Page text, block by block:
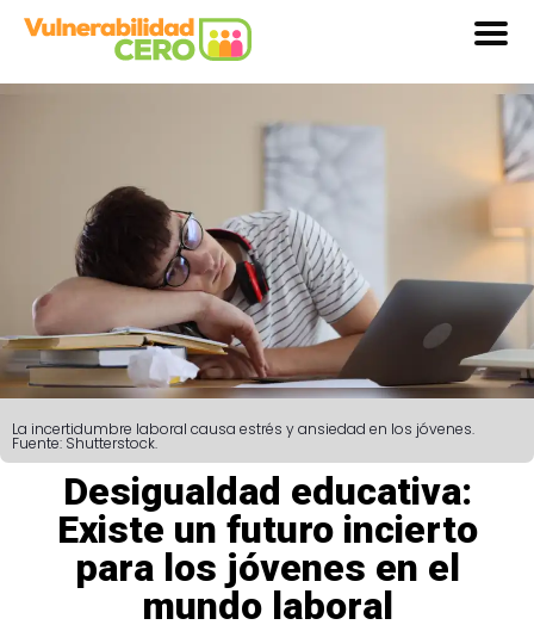
La incertidumbre laboral causa estrés y ansiedad en los jóvenes.
Fuente: Shutterstock.
Desigualdad educativa:
Existe un futuro incierto
para los jóvenes en el
mundo laboral